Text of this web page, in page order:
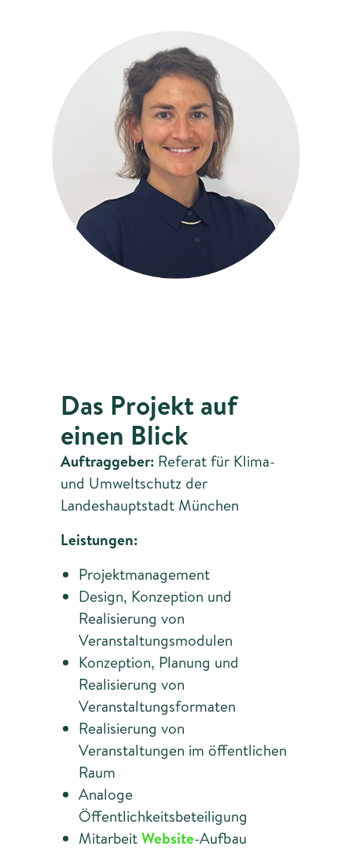
Das Projekt auf
einen Blick
Auftraggeber:Referat für Klima-
und Umweltschutz der
Landeshauptstadt München
Leistungen:
Projektmanagement
Design, Konzeption und
Realisierung von
Veranstaltungsmodulen
Konzeption, Planung und
Realisierung von
Veranstaltungsformaten
Realisierung von
Veranstaltungen im öffentlichen
Raum
Analoge
Öffentlichkeitsbeteiligung
MitarbeitWebsite-Aufbau